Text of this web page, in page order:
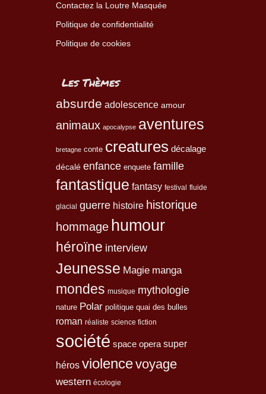
Contactez la Loutre Masquée
Politique de confidentialité
Politique de cookies
Les Thèmes
absurde adolescence amour
animaux apocalypse aventures
bretagne conte creatures décalage
décalé enfance enquete famille
fantastique fantasy festival fluide
glacial guerre histoire historique
hommage humour
héroïne interview
Jeunesse Magie manga
mondes musique mythologie
nature Polar politique quai des bulles
roman réaliste science fiction
société space opera super
héros violencevoyage
western écologie